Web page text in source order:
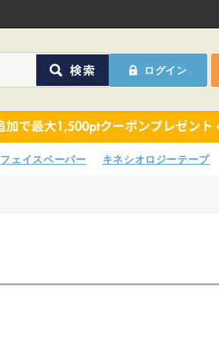
ログイン
オリジナル商品
フェイスペーパー キネシオロジーテープ
ほねつぎHot
鍼灸用品
サポーター
A-COMS